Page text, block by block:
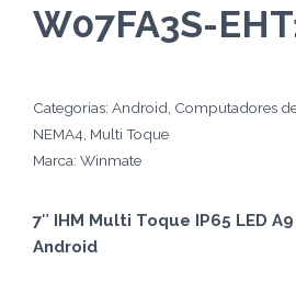
W07FA3S-
Categorias: Android, Computadores
NEMA4, Multi Toque
Marca: Winmate
7″ IHM Multi Toque IP65 LED
Android